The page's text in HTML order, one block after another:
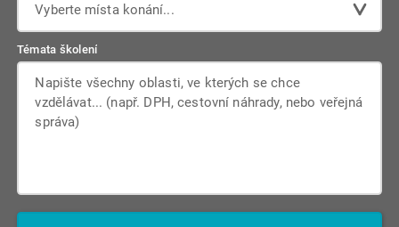
Vyberte místa konání...
Témata školení